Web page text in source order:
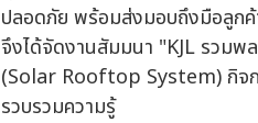
ปลอดภัย พร้อมส่งมอบถึงมือลูกค้
จึงได้จัดงานสัมมนา "KJL รวมพ
(Solar Rooftop System) กิจก
รวบรวมความรู้